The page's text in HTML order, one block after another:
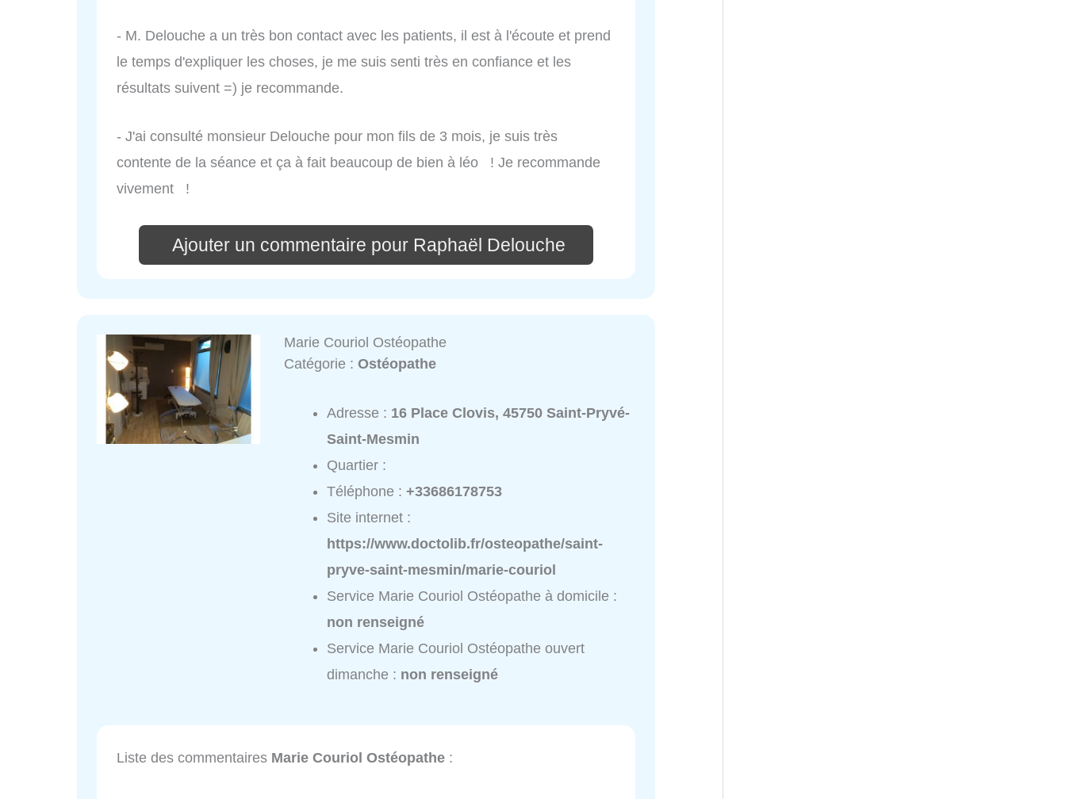
- M. Delouche a un très bon contact avec les patients, il est à l'écoute et prend
le temps d'expliquer les choses, je me suis senti très en confiance et les
résultats suivent =) je recommande.
- J'ai consulté monsieur Delouche pour mon fils de 3 mois, je suis très
contente de la séance et ça à fait beaucoup de bien à léo ! Je recommande
vivement !
Ajouter un commentaire pour Raphaël Delouche
Marie Couriol Ostéopathe
Catégorie :Ostéopathe
Adresse : 16 Place Clovis, 45750 Saint-Pryvé-
Saint-Mesmin
Quartier :
Téléphone :+33686178753
Site internet :
https://www.doctolib.fr/osteopathe/saint-
pryve-saint-mesmin/marie-couriol
Service Marie Couriol Ostéopathe à domicile :
non renseigné
Service Marie Couriol Ostéopathe ouvert
dimanche : non renseigné
Liste des commentaires Marie Couriol Ostéopathe :